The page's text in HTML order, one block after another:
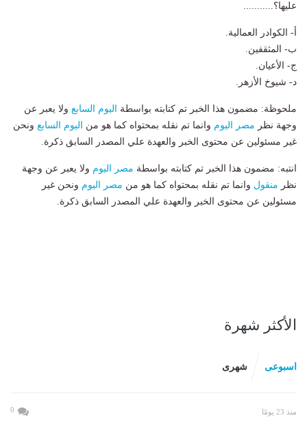
عليها؟...........
أ- الكوادر العمالية.
ب- المثقفين.
ج- الأعيان.
د- شيوخ الأزهر.
ملحوظة: مضمون هذا الخبر تم كتابته بواسطة اليوم السابع ولا يعبر عن
وجهة نظر مصر اليوم وانما تم نقله بمحتواه كما هو من اليوم السابع ونحن
غير مسئولين عن محتوى الخبر والعهدة علي المصدر السابق ذكرة.
انتبه: مضمون هذا الخبر تم كتابته بواسطة مصر اليوم ولا يعبر عن وجهة
نظر منقول وانما تم نقله بمحتواه كما هو من مصر اليوم ونحن غير
مسئولين عن محتوى الخبر والعهدة علي المصدر السابق ذكرة.
الأكثر شهرة
اسبوعى شهرى
منذ 23 يومًا 0